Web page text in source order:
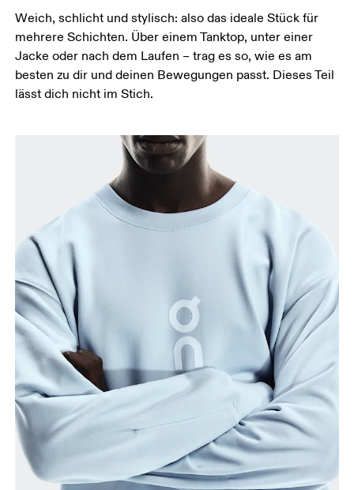
Miss um die breiteste Stelle deiner Hüfte herum.
Weich, schlicht und stylisch: also das ideale Stück für
mehrere Schichten. Über einem Tanktop, unter einer
Jacke oder nach dem Laufen – trag es so, wie es am
besten zu dir und deinen Bewegungen passt. Dieses Teil
lässt dich nicht im Stich.